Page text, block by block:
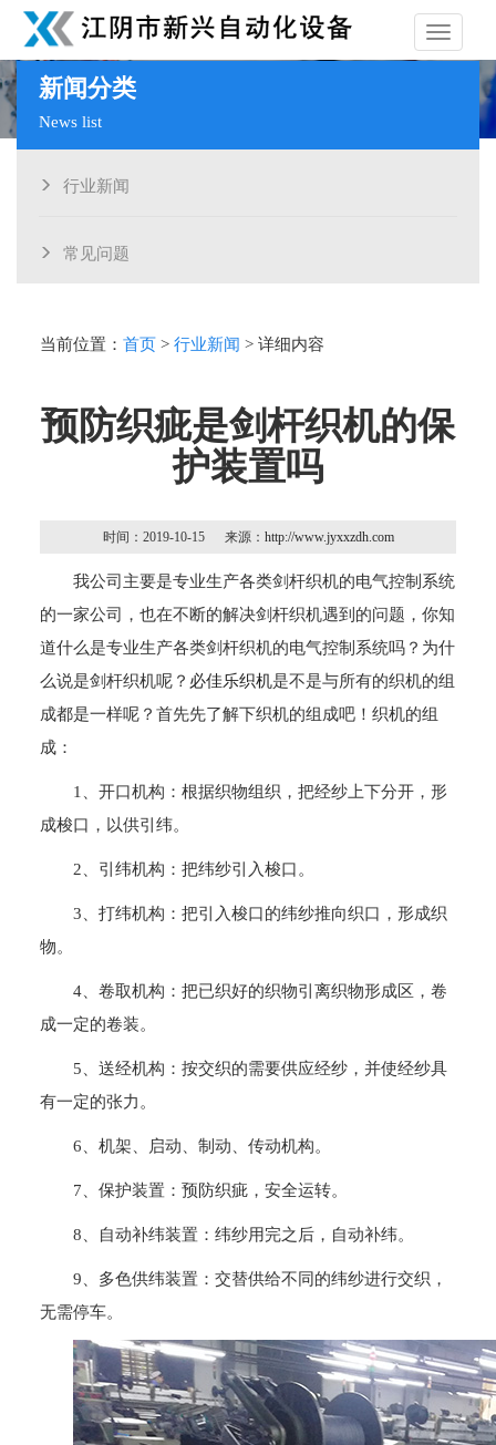
新闻分类
News list
行业新闻
常见问题
当前位置： 首页> 行业新闻 > 详细内容
预防织疵是剑杆织机的保
护装置吗
时间：2019-10-15 来源： http://www.jyxxzdh.com
我公司主要是专业生产各类剑杆织机的电气控制系统
的一家公司，也在不断的解决剑杆织机遇到的问题，你知
道什么是专业生产各类剑杆织机的电气控制系统吗？为什
么说是剑杆织机呢？ 必佳乐织机是不是与所有的织机的组
成都是一样呢？首先先了解下织机的组成吧！织机的组
成：
1、开口机构：根据织物组织，把经纱上下分开，形
成梭口，以供引纬。
2、引纬机构：把纬纱引入梭口。
3、打纬机构：把引入梭口的纬纱推向织口，形成织
物。
4、卷取机构：把已织好的织物引离织物形成区，卷
成一定的卷装。
5、送经机构：按交织的需要供应经纱，并使经纱具
有一定的张力。
6、机架、启动、制动、传动机构。
7、保护装置：预防织疵，安全运转。
8、自动补纬装置：纬纱用完之后，自动补纬。
9、多色供纬装置：交替供给不同的纬纱进行交织，
无需停车。